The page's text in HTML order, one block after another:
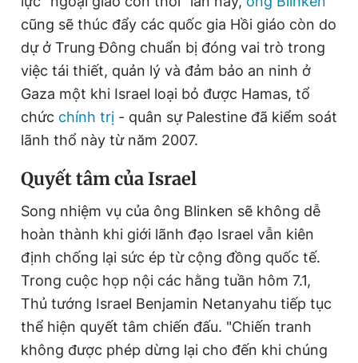
cũng sẽ thúc đẩy các quốc gia Hồi giáo còn do
dự ở Trung Đông chuẩn bị đóng vai trò trong
việc tái thiết, quản lý và đảm bảo an ninh ở
Gaza một khi Israel loại bỏ được Hamas, tổ
chức chính trị - quân sự Palestine đã kiểm soát
lãnh thổ này từ năm 2007.
Quyết tâm của Israel
Song nhiệm vụ của ông Blinken sẽ không dễ
hoàn thành khi giới lãnh đạo Israel vẫn kiên
định chống lại sức ép từ cộng đồng quốc tế.
Trong cuộc họp nội các hằng tuần hôm 7.1,
Thủ tướng Israel Benjamin Netanyahu tiếp tục
thể hiện quyết tâm chiến đấu. "Chiến tranh
không được phép dừng lại cho đến khi chúng